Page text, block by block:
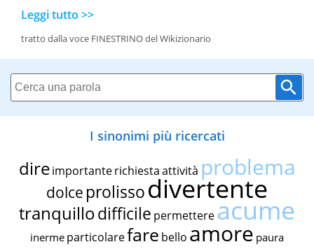
Leggi tutto >>
tratto dalla voce FINESTRINO del Wikizionario
I sinonimi più ricercati
dire importante richiestaattività problema
dolce prolissodivertente
tranquillodifficile permettereacume
inerme particolarefare bello amore paura